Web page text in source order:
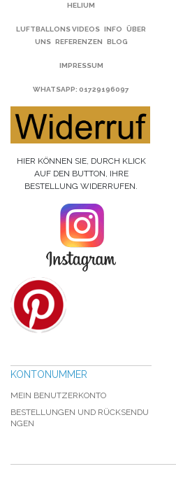
HELIUM
LUFTBALLONS VIDEOS INFO
ÜBER
UNS REFERENZEN BLOG
IMPRESSUM
WHATSAPP: 01729196097
HIER KÖNNEN SIE, DURCH KLICK
AUF DEN BUTTON, IHRE
BESTELLUNG WIDERRUFEN.
KONTONUMMER
MEIN BENUTZERKONTO
BESTELLUNGEN UND RÜCKSENDU
NGEN